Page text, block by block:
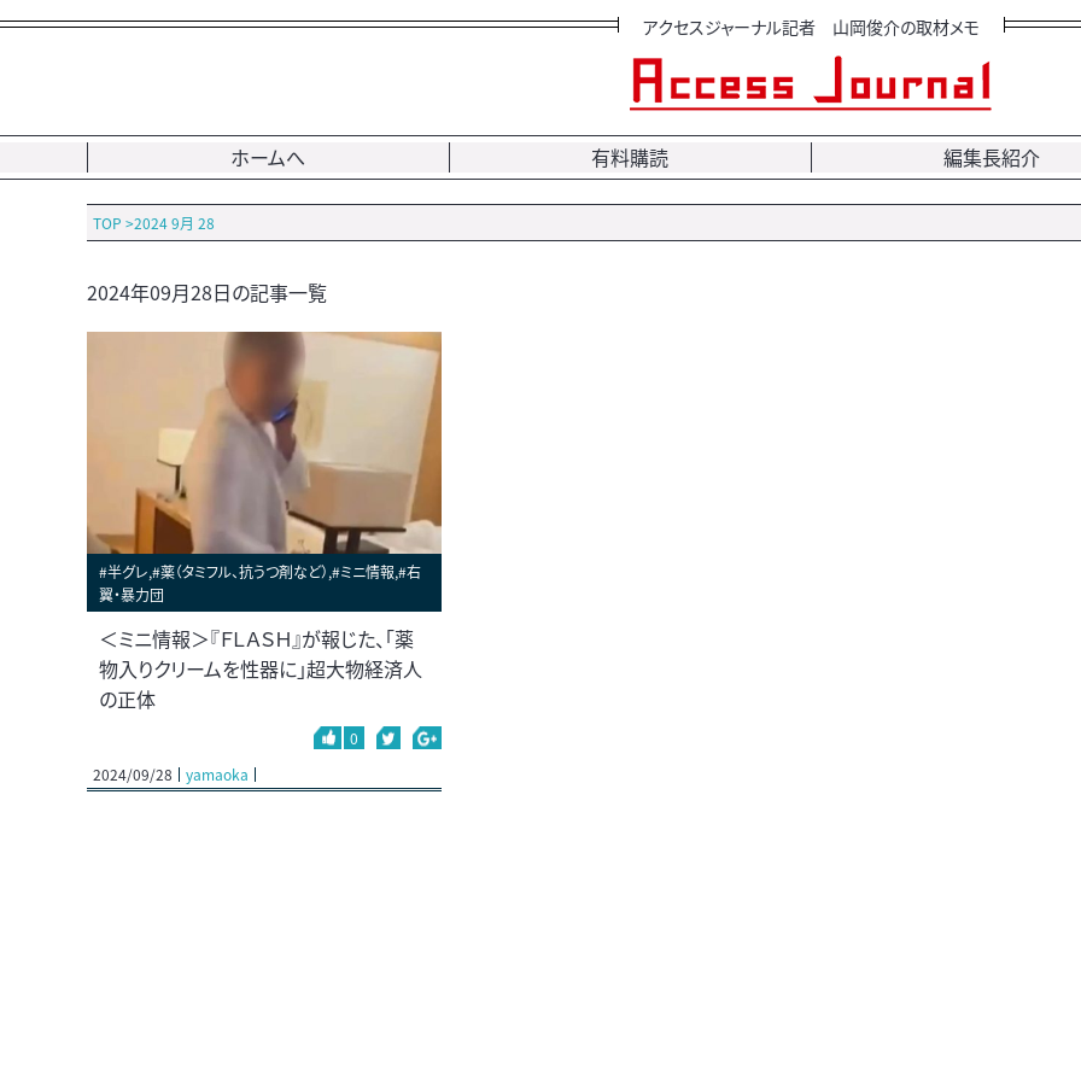
アクセスジャーナル記者 山岡俊介の取材メモ
ホームへ 有料購読 編集長紹介
TOP >2024 9月 28
2024年09月28日の記事一覧
#半グレ,#薬（タミフル、抗うつ剤など）,#ミニ情報,#右
翼・暴力団
＜ミニ情報＞『ＦＬＡＳＨ』が報じた、「薬
物入りクリームを性器に」超大物経済人
の正体
0
2024/09/28
yamaoka